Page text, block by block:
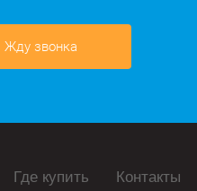
Жду звонка
Где купить Контакты